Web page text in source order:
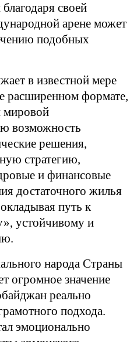
своей
арене может
подобных
в известной мере
расширенном формате,
мировой
возможность
решения,
стратегию,
и финансовые
достаточного жилья
путь к
устойчивому и
народа Страны
огромное значение
реально
подхода.
эмоционально